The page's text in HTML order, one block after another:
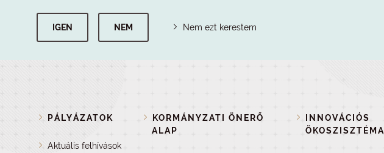
IGEN NEM Nem ezt kerestem
PÁLYÁZATOK
Aktuális felhívások
KORMÁNYZATI ÖNERŐ
ALAP
INNOVÁCIÓS
ÖKOSZISZTÉMA